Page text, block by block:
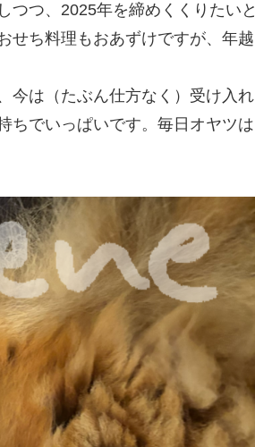
つつ、2025年を締めくくりたいと
せち料理もおあずけですが、年越
今は（たぶん仕方なく）受け入れ
ちでいっぱいです。毎日オヤツは